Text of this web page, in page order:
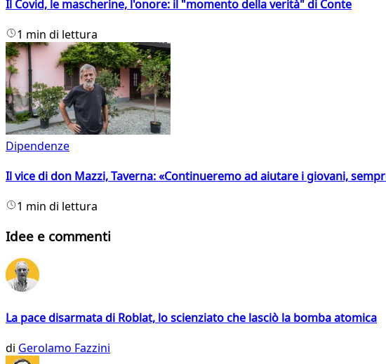
Il Covid, le mascherine, l'onore: il "momento della verità" di Conte
1 min di lettura
Dipendenze
Il vice di don Mazzi, Taverna: «Continueremo ad aiutare i giovani,
1 min di lettura
Idee e commenti
La pace disarmata di Roblat, lo scienziato che lasciò la bomba atomica
di Gerolamo Fazzini